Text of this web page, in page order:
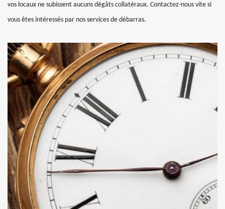
vos locaux ne subissent aucuns dégâts collatéraux. Contactez-nous vite si
vous êtes intéressés par nos services de débarras.